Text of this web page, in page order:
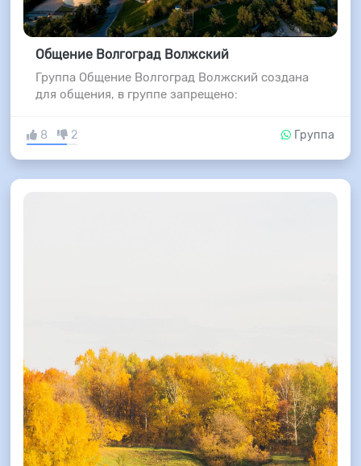
Общение Волгоград Волжский
Группа Общение Волгоград Волжский создана
для общения, в группе запрещено:
8 2 Группа